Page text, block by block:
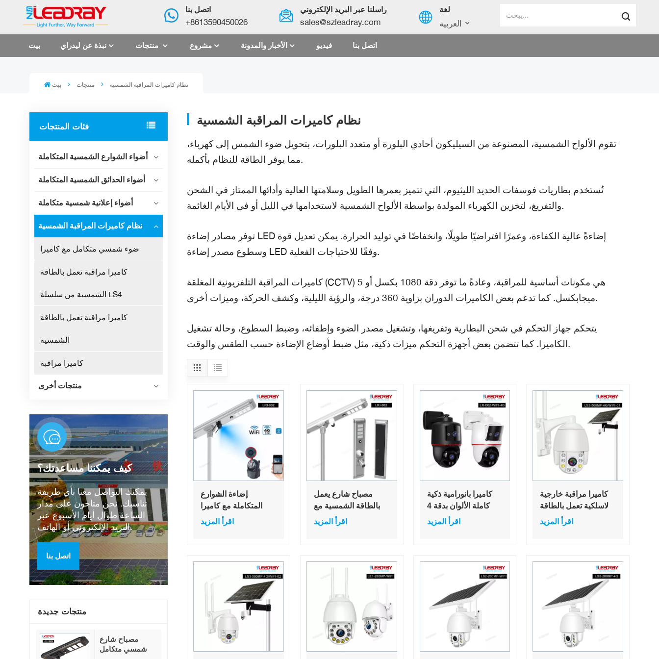
اتصل بنا
+8613590450026
راسلنا عبر البريد الإلكتروني
sales@szleadray.com
لغة
العربية
بيت نبذة عن ليدراي مشروع الأخبار والمدونة فيديو اتصل بنا
بيت منتجات نظام كاميرات المراقبة الشمسية
فئات المنتجات
أضواء الشوارع الشمسية المتكاملة
أضواء الحدائق الشمسية المتكاملة
أضواء إعلانية شمسية متكاملة
نظام كاميرات المراقبة الشمسية
ضوء شمسي متكامل مع كاميرا
كاميرا مراقبة تعمل بالطاقة
الشمسية من سلسلة LS4
كاميرا مراقبة تعمل بالطاقة
الشمسية
كاميرا مراقبة
منتجات أخرى
كيف يمكننا مساعدتك؟
يمكنك التواصل معنا بأي طريقة
تناسبك. نحن متاحون على مدار
الساعة طوال أيام الأسبوع عبر
البريد الإلكتروني أو الهاتف.
اتصل بنا
منتجات جديدة
مصباح شارع
شمسي متكامل
نظام كاميرات المراقبة الشمسية
تقوم الألواح الشمسية، المصنوعة من السيليكون أحادي البلورة أو متعدد البلورات، بتحويل ضوء الشمس إلى كهرباء،
مما يوفر الطاقة للنظام بأكمله.
تُستخدم بطاريات فوسفات الحديد الليثيوم، التي تتميز بعمرها الطويل وسلامتها العالية وأدائها الممتاز في الشحن
والتفريغ، لتخزين الكهرباء المولدة بواسطة الألواح الشمسية لاستخدامها في الليل أو في الأيام الغائمة.
توفر مصادر إضاءة LED إضاءةً عالية الكفاءة، وعمرًا افتراضيًا طويلًا، وانخفاضًا في توليد الحرارة. يمكن تعديل قوة
وسطوع مصدر إضاءة LED وفقًا للاحتياجات الفعلية.
كاميرات المراقبة التلفزيونية المغلقة (CCTV) هي مكونات أساسية للمراقبة، وعادةً ما توفر دقة 1080 بكسل أو 5
ميجابكسل. كما تدعم بعض الكاميرات الدوران بزاوية 360 درجة، والرؤية الليلية، وكشف الحركة، وميزات أخرى.
يتحكم جهاز التحكم في شحن البطارية وتفريغها، وتشغيل مصدر الضوء وإطفائه، وضبط السطوع، وحالة تشغيل
الكاميرا. كما تتضمن بعض أجهزة التحكم ميزات ذكية، مثل ضبط أوضاع الإضاءة حسب الطقس والوقت.
إضاءة الشوارع
المتكاملة مع كاميرا
شبكة CCTV PTZ 4G
حركة
اقرأ المزيد
مصباح شارع يعمل
بالطاقة الشمسية مع
اقرأ المزيد
كاميرا بانورامية ذكية
كاملة الألوان بدقة 4
مراقبة CCTV
اقرأ المزيد
كاميرا مراقبة خارجية
لاسلكية تعمل بالطاقة
الشمسية بدقة 1080
اقرأ المزيد